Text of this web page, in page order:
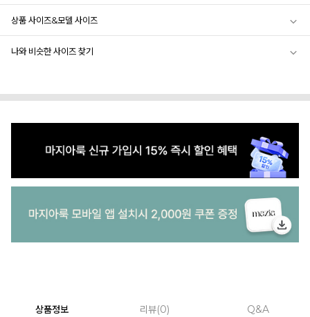
상품 사이즈&모델 사이즈
나와 비슷한 사이즈 찾기
상품정보 리뷰 0 Q&A